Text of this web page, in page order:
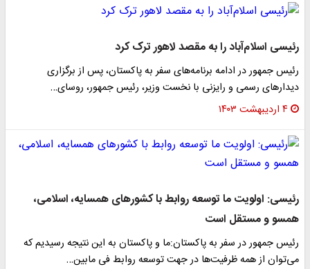
رئیسی اسلام‌آباد را به مقصد لاهور ترک کرد
رئیس جمهور در ادامه برنامه‌های سفر به پاکستان، پس از برگزاری
دیدارهای رسمی و رایزنی با نخست وزیر، رئیس جمهور، روسای…
۴ اردیبهشت ۱۴۰۳
رئیسی: اولویت ما توسعه روابط با کشورهای همسایه، اسلامی،
همسو و مستقل است
رئیس جمهور در سفر به پاکستان:ما و پاکستان به این نتیجه رسیدیم که
می‌توان از همه ظرفیت‌ها در جهت توسعه روابط فی مابین…